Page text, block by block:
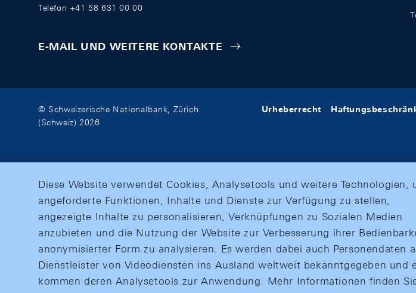
Telefon +41 58 631 00 00
E-MAIL UND WEITERE KONTAKTE
© Schweizerische Nationalbank, Zürich
(Schweiz) 2026
Urheberrecht
Diese Website verwendet Cookies, Analysetools und weitere Technologien,
angeforderte Funktionen, Inhalte und Dienste zur Verfügung zu stellen,
angezeigte Inhalte zu personalisieren, Verknüpfungen zu Sozialen Medien
anzubieten und die Nutzung der Website zur Verbesserung ihrer
anonymisierter Form zu analysieren. Es werden dabei auch Personendaten
Dienstleister von Videodiensten ins Ausland weltweit bekanntgegeben und
kommen deren Analysetools zur Anwendung. Mehr Informationen finden